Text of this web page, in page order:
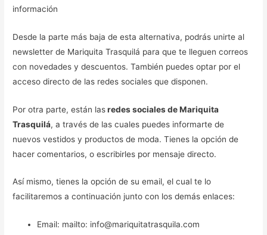
información
Desde la parte más baja de esta alternativa, podrás unirte al
newsletter de Mariquita Trasquilá para que te lleguen correos
con novedades y descuentos. También puedes optar por el
acceso directo de las redes sociales que disponen.
Por otra parte, están lasredes sociales de Mariquita
Trasquilá, a través de las cuales puedes informarte de
nuevos vestidos y productos de moda. Tienes la opción de
hacer comentarios, o escribirles por mensaje directo.
Así mismo, tienes la opción de su email, el cual te lo
facilitaremos a continuación junto con los demás enlaces:
Email: mailto: info@mariquitatrasquila.com